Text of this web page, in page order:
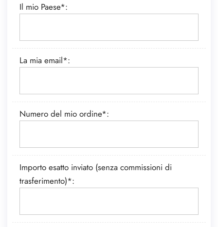
Il mio Paese*:
La mia email*:
Numero del mio ordine*:
Importo esatto inviato (senza commissioni di
trasferimento)*: